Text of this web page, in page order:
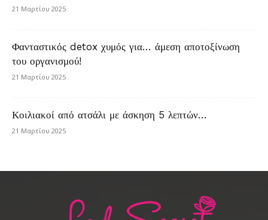
21 Μαρτίου 2025
Φανταστικός detox χυμός για… άμεση αποτοξίνωση
του οργανισμού!
21 Μαρτίου 2025
Κοιλιακοί από ατσάλι με άσκηση 5 λεπτών…
21 Μαρτίου 2025